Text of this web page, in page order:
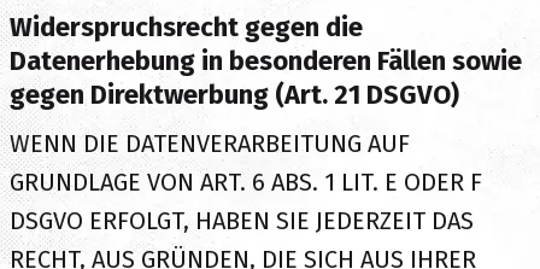
Widerspruchsrecht gegen die
Datenerhebung in besonderen Fällen sowie
gegen Direktwerbung (Art. 21 DSGVO)
WENN DIE DATENVERARBEITUNG AUF
GRUNDLAGE VON ART. 6 ABS. 1 LIT. E ODER F
DSGVO ERFOLGT, HABEN SIE JEDERZEIT DAS
RECHT, AUS GRÜNDEN, DIE SICH AUS IHRER